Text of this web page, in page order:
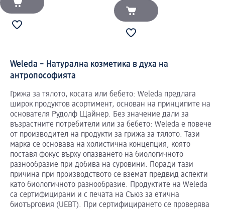
Weleda – Натурална козметика в духа на
антропософията
Грижа за тялото, косата или бебето: Weleda предлага
широк продуктов асортимент, основан на принципите на
основателя Рудолф Щайнер. Без значение дали за
възрастните потребители или за бебето: Weleda е повече
от производител на продукти за грижа за тялото. Тази
марка се основава на холистична концепция, която
поставя фокус върху опазването на биологичното
разнообразие при добива на суровини. Поради тази
причина при производството се вземат предвид аспекти
като биологичното разнообразие. Продуктите на Weleda
са сертифицирани и с печата на Съюз за етична
биотърговия (UEBT). При сертифицирането се проверява